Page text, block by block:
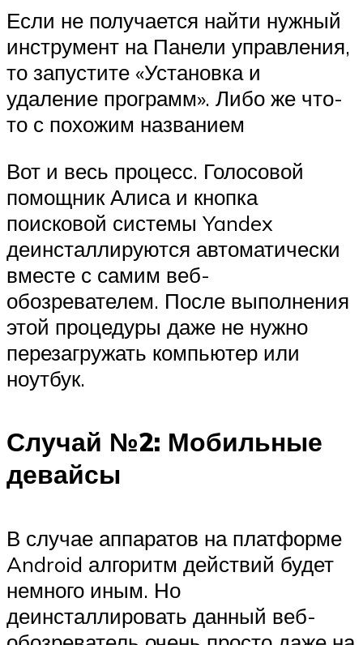
Если не получается найти нужный
инструмент на Панели управления,
то запустите «Установка и
удаление программ». Либо же что-
то с похожим названием
Вот и весь процесс. Голосовой
помощник Алиса и кнопка
поисковой системы Yandex
деинсталлируются автоматически
вместе с самим веб-
обозревателем. После выполнения
этой процедуры даже не нужно
перезагружать компьютер или
ноутбук.
Случай №2: Мобильные
девайсы
В случае аппаратов на платформе
Android алгоритм действий будет
немного иным. Но
деинсталлировать данный веб-